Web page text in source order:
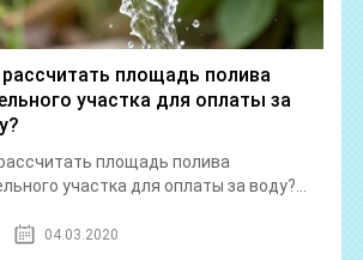
площадь полива
участка для оплаты за
площадь полива
участка для оплаты за воду?...
04.03.2020